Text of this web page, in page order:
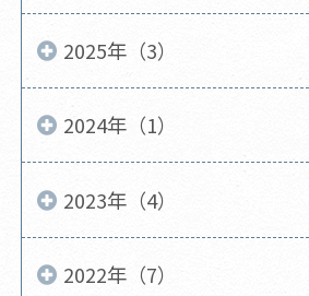
2025年（3）
2024年（1）
2023年（4）
2022年（7）